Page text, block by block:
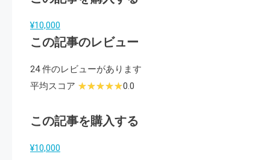
¥10,000
この記事のレビュー
24 件のレビューがあります
平均スコア
0.0
この記事を購入する
¥10,000